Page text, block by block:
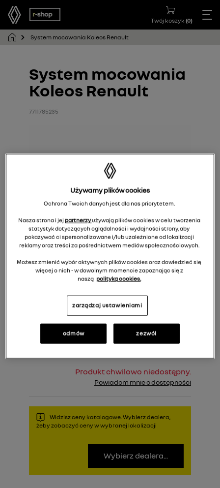
Twój koszyk (0)
System mocowania Koleos Renault
System mocowania
Koleos Renault
7711785235
Cena rekomendowana:
Do koszyka
Produkt chwilowo niedostępny.
Powiadom mnie o dostępności
Widzisz ceny katalogowe. Wybierz dealera,
żeby zobaczyć ceny w wybranej lokalizacji
Wybierz dealera...
Używamy plików cookies
Ochrona Twoich danych jest dla nas priorytetem.
Nasza strona i jej partnerzyużywają plików cookies w celu tworzenia
statystyk dotyczących oglądalności i wydajności strony, aby
pokazywać ci spersonalizowane i/lub uzależnione od lokalizacji
reklamy oraz treści za pośrednictwem mediów społecznościowych.
Możesz zmienić wybór aktywnych plików cookies oraz dowiedzieć się
więcej o nich - w dowolnym momencie zapoznając się z
naszą polityką cookies.
zarządzaj ustawieniami
odmów zezwól